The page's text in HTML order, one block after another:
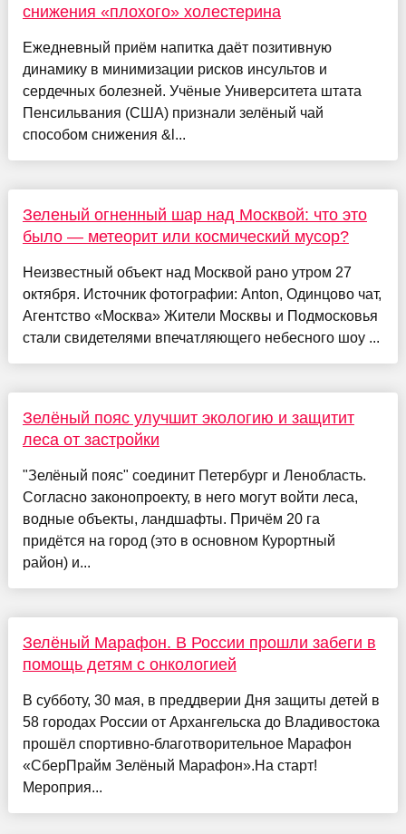
снижения «плохого» холестерина
Ежедневный приём напитка даёт позитивную
динамику в минимизации рисков инсультов и
сердечных болезней. Учёные Университета штата
Пенсильвания (США) признали зелёный чай
способом снижения &l...
Зеленый огненный шар над Москвой: что это
было — метеорит или космический мусор?
Неизвестный объект над Москвой рано утром 27
октября. Источник фотографии: Anton, Одинцово чат,
Агентство «Москва» Жители Москвы и Подмосковья
стали свидетелями впечатляющего небесного шоу ...
Зелёный пояс улучшит экологию и защитит
леса от застройки
"Зелёный пояс" соединит Петербург и Ленобласть.
Согласно законопроекту, в него могут войти леса,
водные объекты, ландшафты. Причём 20 га
придётся на город (это в основном Курортный
район) и...
Зелёный Марафон. В России прошли забеги в
помощь детям с онкологией
В субботу, 30 мая, в преддверии Дня защиты детей в
58 городах России от Архангельска до Владивостока
прошёл спортивно-благотворительное Марафон
«СберПрайм Зелёный Марафон».На старт!
Мероприя...